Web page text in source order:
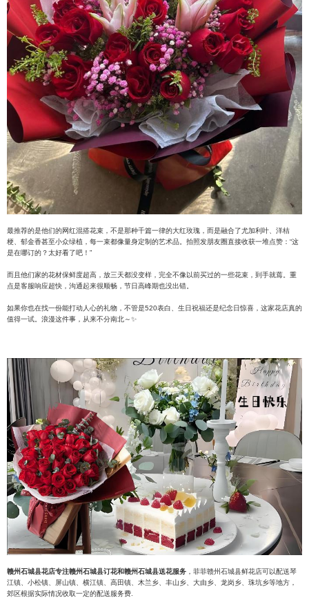
最推荐的是他们的网红混搭花束，不是那种千篇一律的大红玫瑰，而是融合了尤加利叶、洋桔
梗、郁金香甚至小众绿植，每一束都像量身定制的艺术品。拍照发朋友圈直接收获一堆点赞：“这
是在哪订的？太好看了吧！”
而且他们家的花材保鲜度超高，放三天都没变样，完全不像以前买过的一些花束，到手就蔫。重
点是客服响应超快，沟通起来很顺畅，节日高峰期也没出错。
如果你也在找一份能打动人心的礼物，不管是520表白、生日祝福还是纪念日惊喜，这家花店真的
值得一试。浪漫这件事，从来不分南北～✨
赣州石城县花店专注赣州石城县订花和赣州石城县送花服务 ，菲菲赣州石城县鲜花店可以配送琴
江镇、小松镇、屏山镇、横江镇、高田镇、木兰乡、丰山乡、大由乡、龙岗乡、珠坑乡等地方，
郊区根据实际情况收取一定的配送服务费.